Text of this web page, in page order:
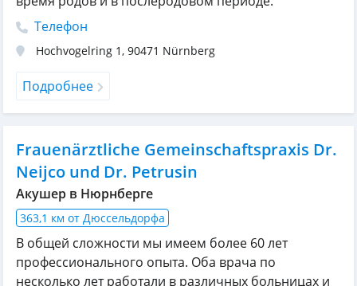
Телефон
Hochvogelring 1, 90471 Nürnberg
Подробнее
Frauenärztliche Gemeinschaftspraxis Dr.
Neijco und Dr. Petrusin
Акушер в Нюрнберге
363,1 км от Дюссельдорфа
В общей сложности мы имеем более 60 лет
профессионального опыта. Оба врача по
несколько лет работали в различных больницах и